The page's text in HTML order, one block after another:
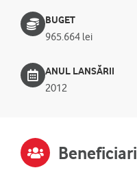
BUGET
965.664 lei
ANUL LANSĂRII
2012
Beneficiari